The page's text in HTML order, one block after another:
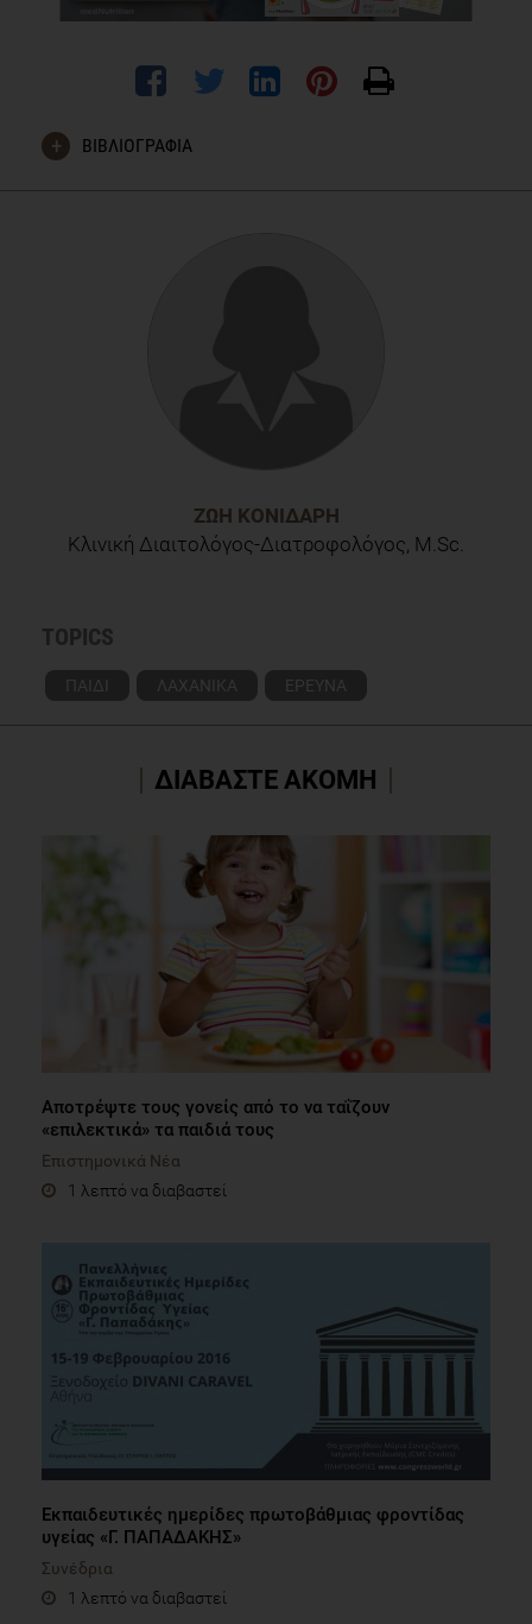
ΒΙΒΛΙΟΓΡΑΦΙΑ
ΖΩΉ ΚΟΝΙΔΆΡΗ
Κλινική Διαιτολόγος-Διατροφολόγος, M.Sc.
TOPICS
ΠΑΙΔΙ ΛΑΧΑΝΙΚΑ ΕΡΕΥΝΑ
ΔΙΑΒΑΣΤΕ ΑΚΟΜΗ
Αποτρέψτε τους γονείς από το να ταΐζουν
«επιλεκτικά» τα παιδιά τους
Επιστημονικά Νέα
1 λεπτό να διαβαστεί
Εκπαιδευτικές ημερίδες πρωτοβάθμιας φροντίδας
υγείας «Γ. ΠΑΠΑΔΑΚΗΣ»
Συνέδρια
1 λεπτό να διαβαστεί